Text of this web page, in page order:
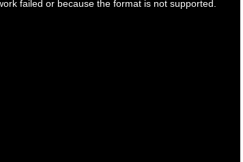
failed or because the format is not supported.